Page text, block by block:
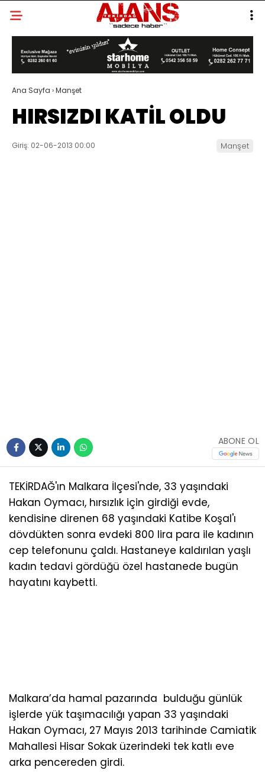
Ana Sayfa ›Manşet
HIRSIZDI KATİL OLDU
Giriş: 02-06-2013 00:00 Manşet
ABONE OL
TEKİRDAĞ'ın Malkara İlçesi'nde, 33 yaşındaki
Hakan Oymacı, hırsızlık için girdiği evde,
kendisine direnen 68 yaşındaki Katibe Koşal'ı
dövdükten sonra evdeki 800 lira para ile kadının
cep telefonunu çaldı. Hastaneye kaldırılan yaşlı
kadın tedavi gördüğü özel hastanede bugün
hayatını kaybetti.
Malkara’da hamal pazarında bulduğu günlük
işlerde yük taşımacılığı yapan 33 yaşındaki
Hakan Oymacı, 27 Mayıs 2013 tarihinde Camiatik
Mahallesi Hisar Sokak üzerindeki tek katlı eve
arka pencereden girdi.